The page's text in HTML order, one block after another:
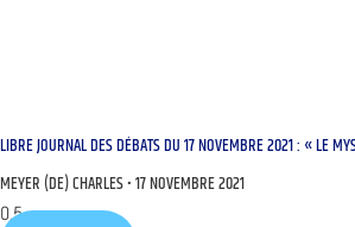
LIBRE JOURNAL DES DÉBATS DU 17 NOVEMBRE 2021 : « LE
MEYER (DE) CHARLES 17 NOVEMBRE 2021